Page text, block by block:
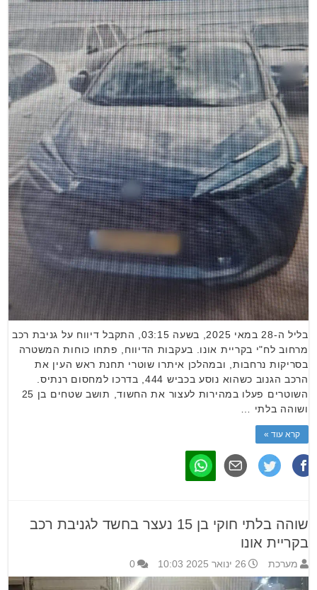
בליל ה-28 במאי 2025, בשעה 03:15, התקבל דיווח על גניבת רכב
מרחוב לח"י בקריית אונו. בעקבות הדיווח, פתחו כוחות המשטרה
בסריקות נרחבות, ובמהלכן איתרו שוטרי תחנת ראש העין את
הרכב הגנוב כשהוא נוסע בכביש 444, בדרכו למחסום רנתיס.
השוטרים פעלו במהירות לעצור את החשוד, תושב שטחים בן 25
ושוהה בלתי …
קרא עוד »
שוהה בלתי חוקי בן 15 נעצר בחשד לגניבת רכב
בקריית אונו
מערכת 26 ינואר 2025 10:03 0